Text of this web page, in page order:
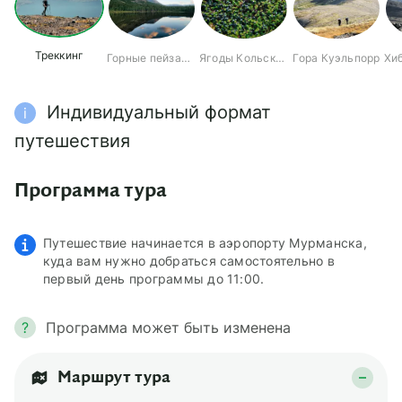
Треккинг Горные пейзажи Ягоды Кольского Гора Куэльпорр
i
Индивидуальный формат
путешествия
Программа тура
Путешествие начинается в аэропорту Мурманска,
куда вам нужно добраться самостоятельно в
первый день программы до 11:00.
? Программа может быть изменена
Маршрут тура